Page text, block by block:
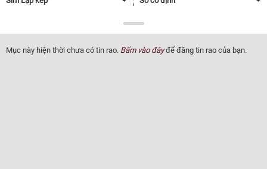
Tất cả
Mục này hiện thời chưa có tin rao. Bấm vào đâyđể đăng tin rao của bạn.